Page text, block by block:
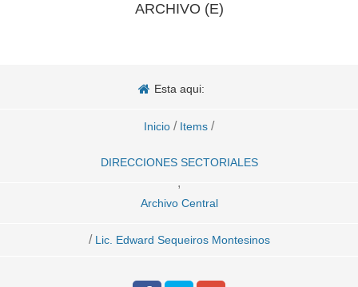
ARCHIVO (E)
Esta aqui:
Inicio / Items /
DIRECCIONES SECTORIALES
,
Archivo Central
/ Lic. Edward Sequeiros Montesinos